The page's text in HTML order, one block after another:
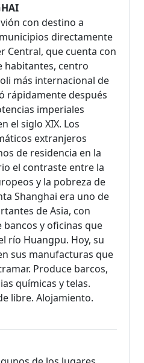
con destino a
directamente
Central, que cuenta con
habitantes, centro
más internacional de
rápidamente después
imperiales
el siglo XIX. Los
extranjeros
de residencia en la
el contraste entre la
y la pobreza de
Shanghai era uno de
de Asia, con
y oficinas que
río Huangpu. Hoy, su
sus manufacturas que
Produce barcos,
químicas y telas.
libre. Alojamiento.